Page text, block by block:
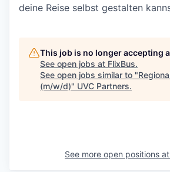
deine Reise selbst gestalten
This job is no longer accepting
See open jobs at FlixBus.
See open jobs similar to "
(m/w/d)" UVC Partners.
See more open positions at